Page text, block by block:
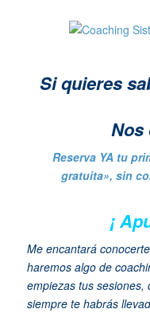
Si quieres
Nos
Reserva YA tu
gratuita», sin
¡
Me encantará
haremos algo de
empiezas tus sesiones,
siempre te habrás